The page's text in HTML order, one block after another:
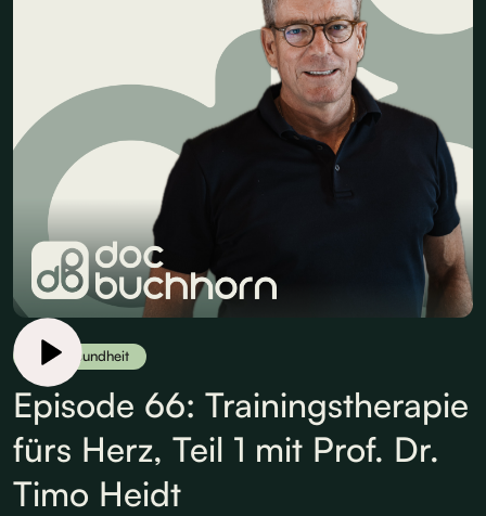
Herzgesundheit
Episode 66: Trainingstherapie
fürs Herz, Teil 1 mit Prof. Dr.
Timo Heidt